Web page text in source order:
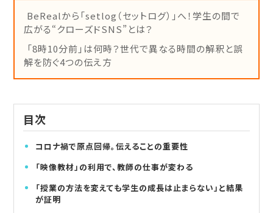
BeRealから「setlog（セットログ）」へ！学生の間で
広がる“クローズドSNS”とは？
「8時10分前」は何時？世代で異なる時間の解釈と誤
解を防ぐ4つの伝え方
目次
コロナ禍で原点回帰。伝えることの重要性
「映像教材」の利用で、教師の仕事が変わる
「授業の方法を変えても学生の成長は止まらない」と結果
が証明